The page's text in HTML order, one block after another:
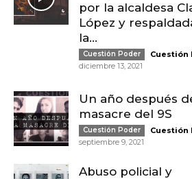
por la alcaldesa
López y
la...
Cuestión Poder Cuestión
diciembre 13, 2021
Un año después
masacre del 9S
Cuestión Poder Cuestión
septiembre 9, 2021
Abuso policial y